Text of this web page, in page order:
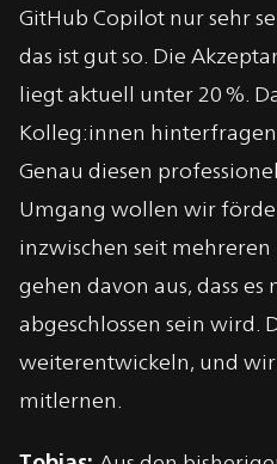
GitHub Copilot nur sehr
das ist gut so. Die
liegt aktuell unter 20 %.
Kolleg:innen
Genau diesen
Umgang wollen wir
inzwischen seit
gehen davon aus, dass
abgeschlossen sein wird.
weiterentwickeln, und
mitlernen.